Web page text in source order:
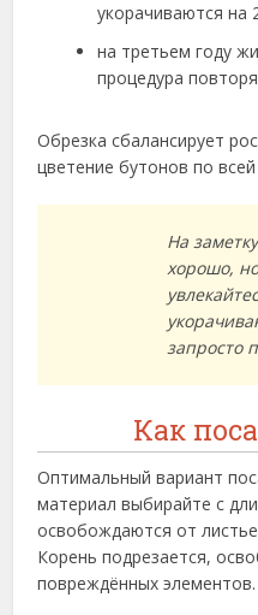
укорачиваются на
на третьем году
процедура
Обрезка сбалансирует
цветение бутонов по
На
хорошо,
запросто
Как
Оптимальный вариант
материал выбирайте с
освобождаются от
Корень подрезается,
повреждённых элементов.